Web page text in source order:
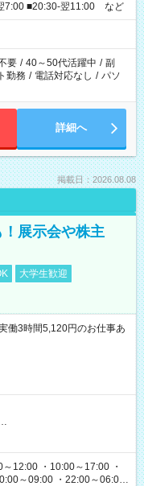
7:00 ■20:30-翌11:00 など
要 / 40～50代活躍中 / 副
勤務 / 電話対応なし / パソ
詳細へ
掲載日：2026.08.08
展示会や株主
大学生歓迎
3時間5,120円のお仕事あ
12:00 ・10:00～17:00 ・
～09:00 ・22:00～06:00